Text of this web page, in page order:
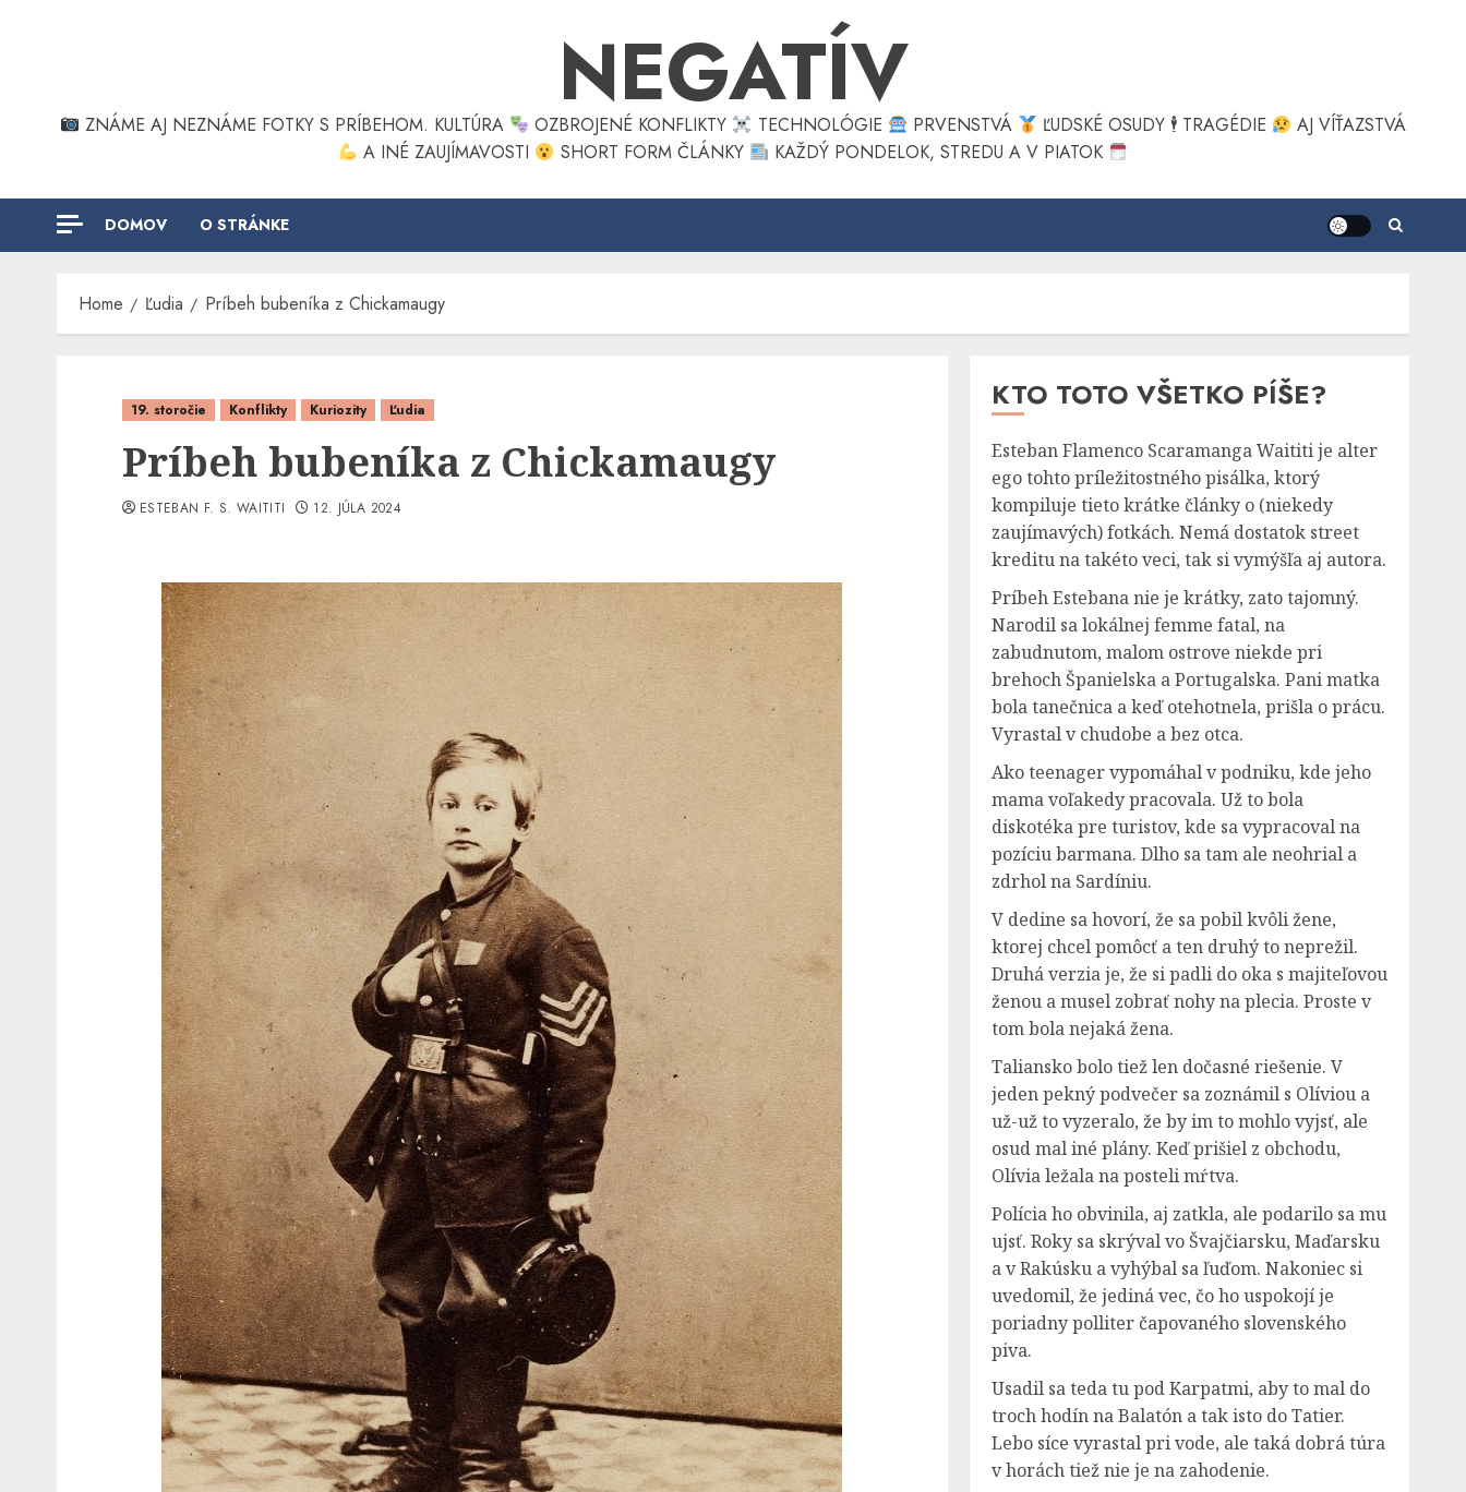
NEGATÍV
ZNÁME AJ NEZNÁME FOTKY S PRÍBEHOM. KULTÚRA OZBROJENÉ KONFLIKTY TECHNOLÓGIE PRVENSTVÁ ĽUDSKÉ OSUDY 🕴TRAGÉDIE
AJ VÍŤAZSTVÁ
A INÉ ZAUJÍMAVOSTI
SHORT FORM ČLÁNKY KAŽDÝ PONDELOK, STREDU A V PIATOK
DOMOV O STRÁNKE
Home Ľudia Príbeh bubeníka z Chickamaugy
19. storočie Konflikty Kuriozity Ľudia
Príbeh bubeníka z Chickamaugy
ESTEBAN F. S. WAITITI 12. JÚLA 2024
KTO TOTO VŠETKO PÍŠE?
Esteban Flamenco Scaramanga Waititi je alter
ego tohto príležitostného pisálka, ktorý
kompiluje tieto krátke články o (niekedy
zaujímavých) fotkách. Nemá dostatok street
kreditu na takéto veci, tak si vymýšľa aj autora.
Príbeh Estebana nie je krátky, zato tajomný.
Narodil sa lokálnej femme fatal, na
zabudnutom, malom ostrove niekde pri
brehoch Španielska a Portugalska. Pani matka
bola tanečnica a keď otehotnela, prišla o prácu.
Vyrastal v chudobe a bez otca.
Ako teenager vypomáhal v podniku, kde jeho
mama voľakedy pracovala. Už to bola
diskotéka pre turistov, kde sa vypracoval na
pozíciu barmana. Dlho sa tam ale neohrial a
zdrhol na Sardíniu.
V dedine sa hovorí, že sa pobil kvôli žene,
ktorej chcel pomôcť a ten druhý to neprežil.
Druhá verzia je, že si padli do oka s majiteľovou
ženou a musel zobrať nohy na plecia. Proste v
tom bola nejaká žena.
Taliansko bolo tiež len dočasné riešenie. V
jeden pekný podvečer sa zoznámil s Olíviou a
už-už to vyzeralo, že by im to mohlo vyjsť, ale
osud mal iné plány. Keď prišiel z obchodu,
Olívia ležala na posteli mŕtva.
Polícia ho obvinila, aj zatkla, ale podarilo sa mu
ujsť. Roky sa skrýval vo Švajčiarsku, Maďarsku
a v Rakúsku a vyhýbal sa ľuďom. Nakoniec si
uvedomil, že jediná vec, čo ho uspokojí je
poriadny polliter čapovaného slovenského
piva.
Usadil sa teda tu pod Karpatmi, aby to mal do
troch hodín na Balatón a tak isto do Tatier.
Lebo síce vyrastal pri vode, ale taká dobrá túra
v horách tiež nie je na zahodenie.